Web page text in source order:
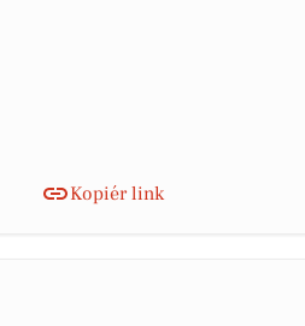
Kopiér link